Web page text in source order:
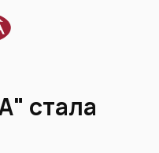
стала